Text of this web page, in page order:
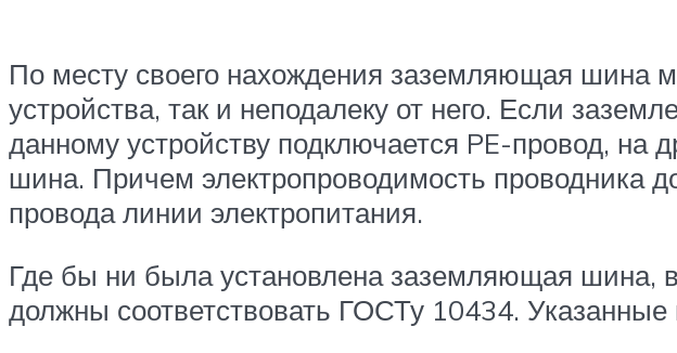
По месту своего нахождения заземляющая шина
устройства, так и неподалеку от него. Если
данному устройству подключается PE-провод, на
шина. Причем электропроводимость проводника
провода линии электропитания.
Где бы ни была установлена заземляющая шина,
должны соответствовать ГОСТу 10434. Указанные